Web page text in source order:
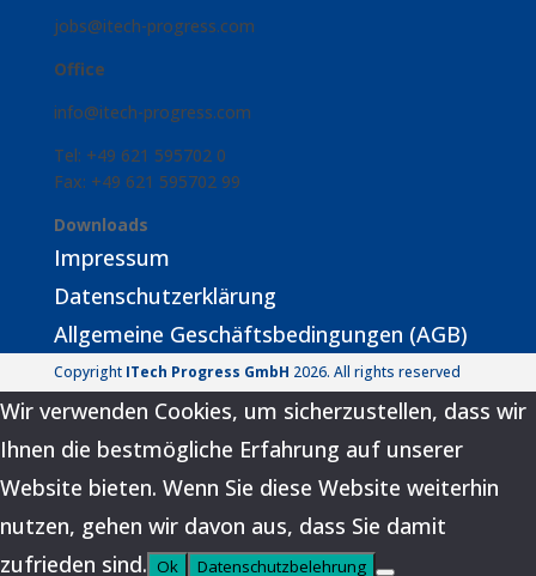
jobs@itech-progress.com
Office
info@itech-progress.com
Tel: +49 621 595702 0
Fax: +49 621 595702 99
Downloads
Impressum
Datenschutzerklärung
Allgemeine Geschäftsbedingungen (AGB)
Copyright ITech Progress GmbH 2026. All rights reserved
Wir verwenden Cookies, um sicherzustellen, dass wir
Ihnen die bestmögliche Erfahrung auf unserer
Website bieten. Wenn Sie diese Website weiterhin
nutzen, gehen wir davon aus, dass Sie damit
zufrieden sind. Ok Datenschutzbelehrung